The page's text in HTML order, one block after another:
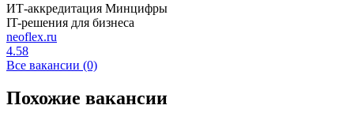
ИТ-аккредитация Минцифры
IT-решения для бизнеса
neoflex.ru
4.58
Все вакансии (0)
Похожие вакансии